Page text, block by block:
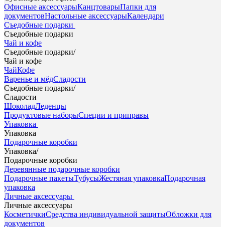
Офисные аксессуарыКанцтоварыПапки для
документовНастольные аксессуарыКалендари
Съедобные подарки
Съедобные подарки
Чай и кофе
Съедобные подарки/
Чай и кофе
ЧайКофе
Варенье и мёдСладости
Съедобные подарки/
Сладости
ШоколадЛеденцы
Продуктовые наборыСпеции и приправы
Упаковка
Упаковка
Подарочные коробки
Упаковка/
Подарочные коробки
Деревянные подарочные коробки
Подарочные пакетыТубусыЖестяная упаковкаПодарочная
упаковка
Личные аксессуары
Личные аксессуары
КосметичкиСредства индивидуальной защитыОбложки для
документов